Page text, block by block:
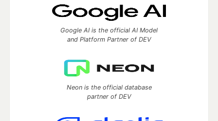
Google AI is the official AI Model
and Platform Partner of DEV
Neon is the official database
partner of DEV